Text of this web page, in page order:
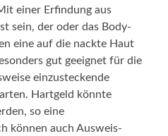
einer Erfindung aus
sein, der oder das Body-
eine auf die nackte Haut
gut geeignet für die
einzusteckende
Hartgeld könnte
so eine
können auch Ausweis-